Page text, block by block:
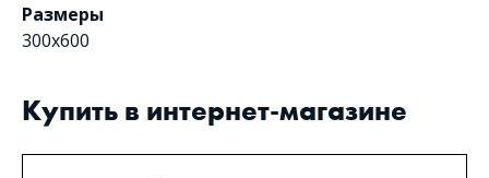
Размеры
300x600
Купить в интернет-магазине